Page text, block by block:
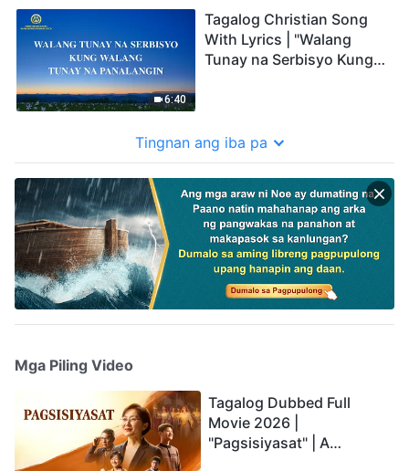
Pagsubok"
6:40
Tagalog Christian Song
With Lyrics | "Walang
Tunay na Serbisyo Kung
Tingnan ang iba pa
Mga Piling Video
Tagalog Dubbed Full
Movie 2026 |
"Pagsisiyasat" | A